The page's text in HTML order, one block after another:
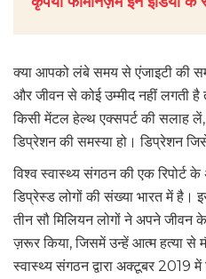
क्या आपको लंबे समय से एंजाइटी की
और जीवन से कोई उम्मीद नहीं लगती है
किसी मेंटल हेल्थ एक्सपर्ट की सलाह
डिप्रेशन की समस्या हो। डिप्रेशन
विश्व स्वास्थ्य संगठन की एक रिपोर्ट
डिप्रेस्ड लोगों की संख्या भारत में है।
तीन सौ मिलियन लोगों ने अपने जीवन
ज़रूर किया, जिसमें उन्हें आत्म हत्या से
स्वास्थ्य संगठन द्वारा अक्टूबर 2019